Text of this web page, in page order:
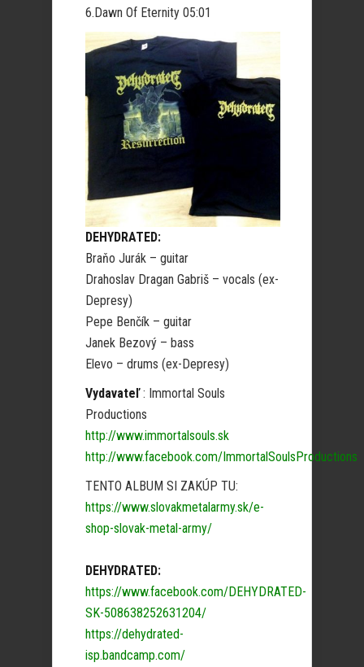
6.Dawn Of Eternity 05:01
DEHYDRATED:
Braňo Jurák – guitar
Drahoslav Dragan Gabriš – vocals (ex-
Depresy)
Pepe Benčík – guitar
Janek Bezový – bass
Elevo – drums (ex-Depresy)
Vydavateľ: Immortal Souls
Productions
http://www.immortalsouls.sk
http://www.facebook.com/ImmortalSoulsProductions
TENTO ALBUM SI ZAKÚP TU:
https://www.slovakmetalarmy.sk/e-
shop-slovak-metal-army/
DEHYDRATED:
https://www.facebook.com/DEHYDRATED-
SK-508638252631204/
https://dehydrated-
isp.bandcamp.com/